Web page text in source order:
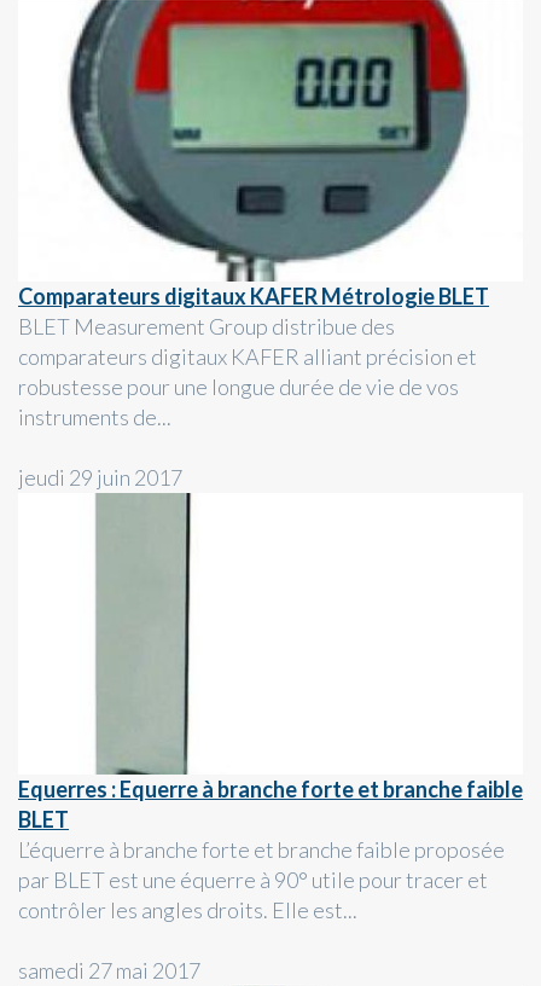
Comparateurs digitaux KAFER Métrologie BLET
BLET Measurement Group distribue des
comparateurs digitaux KAFER alliant précision et
robustesse pour une longue durée de vie de vos
instruments de...
jeudi 29 juin 2017
Equerres : Equerre à branche forte et branche faible
BLET
L’équerre à branche forte et branche faible proposée
par BLET est une équerre à 90° utile pour tracer et
contrôler les angles droits. Elle est...
samedi 27 mai 2017